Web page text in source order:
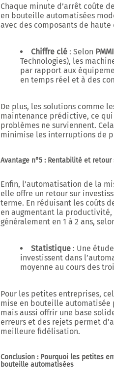
Chaque minute d’arrêt coûte
en bouteille automatisées
avec des composants de
Chiffre clé : Selon PMMI
Technologies), les
par rapport aux
en temps réel et à des
De plus, les solutions comme
maintenance prédictive, ce
problèmes ne surviennent.
minimise les interruptions de
Avantage n°5 : Rentabilité et
Enfin, l’automatisation de la
elle offre un retour sur
terme. En réduisant les coûts
en augmentant la
généralement en 1 à 2 ans,
Statistique : Une
investissent dans
moyenne au cours des
Pour les petites entreprises,
mise en bouteille automatisée
mais aussi offrir une base
erreurs et des rejets permet
meilleure fidélisation.
Conclusion : Pourquoi les petites
bouteille automatisées